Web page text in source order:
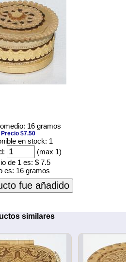
16 gramos
Precio $7.50
en stock: 1
(max 1)
de 1 es: $ 7.5
es: 16 gramos
fue añadido
similares